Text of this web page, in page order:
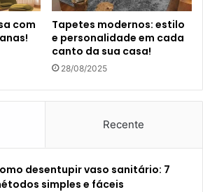
com
Tapetes modernos: estilo
e personalidade em cada
canto da sua casa!
28/08/2025
Recente
desentupir vaso sanitário: 7
simples e fáceis